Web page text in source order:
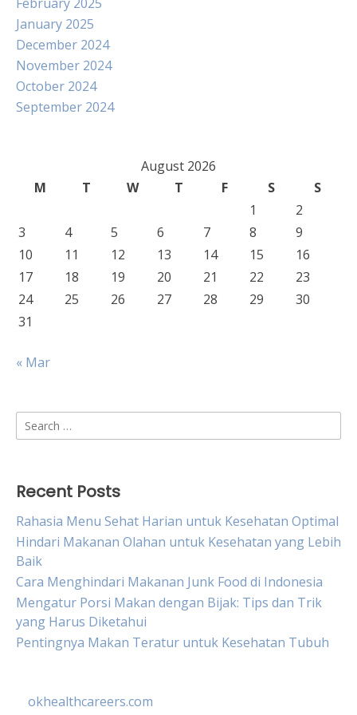
January 2025
December 2024
November 2024
October 2024
September 2024
August 2026
M
T W T F S
S
1
2
3
4 5 6 7 8
9
10
11 12 13 14 15
16
17
18 19 20 21 22
23
24
25 26 27 28 29
30
31
« Mar
Search
for:
Recent Posts
Rahasia Menu Sehat Harian untuk Kesehatan Optimal
Hindari Makanan Olahan untuk Kesehatan yang Lebih
Baik
Cara Menghindari Makanan Junk Food di Indonesia
Mengatur Porsi Makan dengan Bijak: Tips dan Trik
yang Harus Diketahui
Pentingnya Makan Teratur untuk Kesehatan Tubuh
okhealthcareers.com